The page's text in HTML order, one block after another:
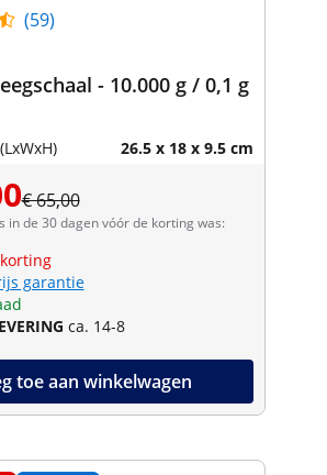
(59)
- 10.000 g / 0,1 g
26.5 x 18 x 9.5 cm
€ 65,00
in de 30 dagen vóór de korting was:
garantie
ca. 14-8
toe aan winkelwagen